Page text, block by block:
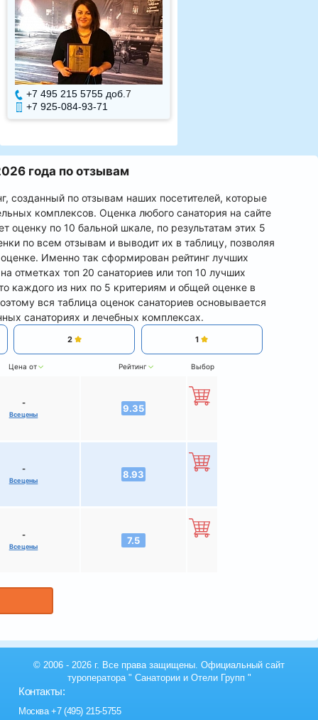
+7 495 215 5755 доб. 7
+7 925-084-93-71
года по отзывам
созданный по отзывам наших посетителей, которые
комплексов. Оценка любого санатория на сайте
по 10 бальной шкале, по результатам этих 5
по всем отзывам и выводит их в таблицу, позволяя
Именно так сформирован рейтинг лучших
отметках топ 20 санаториев или топ 10 лучших
каждого из них по 5 критериям и общей оценке в
вся таблица оценок санаториев основывается
санаториях и лечебных комплексах.
2 1
Цена от Рейтинг Выбор
-
Все цены
9.35
-
Все цены
8.93
-
Все цены
7.5
© 2006 - 2026 г. Все права защищены. Официальный сайт
туроператора " Санатории и Отели Групп "
Контакты:
Москва+7 (495) 215-5755